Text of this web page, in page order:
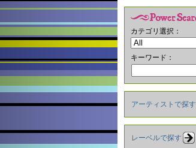
カテゴリ選択：
キーワード：
アーティストで探す
レーベルで探す